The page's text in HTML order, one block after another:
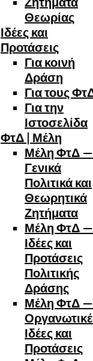
Θεωρίας
Ιδέες και
Προτάσεις
Για κοινή
Δράση
Για τους
Για την
Ιστοσελίδα
ΦτΔ | Μέλη
Μέλη ΦτΔ —
Γενικά
Πολιτικά και
Θεωρητικά
Ζητήματα
Μέλη ΦτΔ —
Ιδέες και
Προτάσεις
Πολιτικής
Δράσης
Μέλη ΦτΔ —
Ιδέες και
Προτάσεις